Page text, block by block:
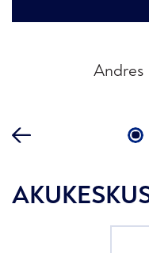
Andres
Katrin
Martin
Helena
Raivo P.
1